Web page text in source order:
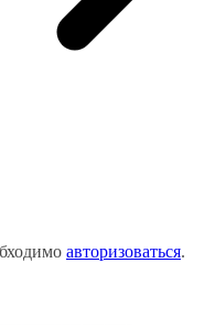
авторизоваться.